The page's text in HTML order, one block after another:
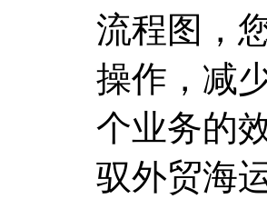
流程图，
操作，减
个业务的
驭外贸海